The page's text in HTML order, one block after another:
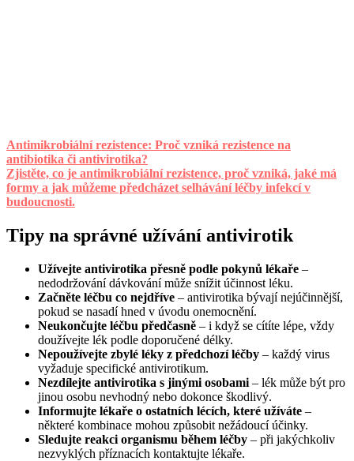
Antimikrobiální rezistence: Proč vzniká rezistence na
antibiotika či antivirotika?
Zjistěte, co je antimikrobiální rezistence, proč vzniká, jaké má
formy a jak můžeme předcházet selhávání léčby infekcí v
budoucnosti.
Tipy na správné užívání antivirotik
Užívejte antivirotika přesně podle pokynů lékaře –
nedodržování dávkování může snížit účinnost léku.
Začněte léčbu co nejdříve – antivirotika bývají nejúčinnější,
pokud se nasadí hned v úvodu onemocnění.
Neukončujte léčbu předčasně – i když se cítíte lépe, vždy
doužívejte lék podle doporučené délky.
Nepoužívejte zbylé léky z předchozí léčby – každý virus
vyžaduje specifické antivirotikum.
Nezdílejte antivirotika s jinými osobami – lék může být pro
jinou osobu nevhodný nebo dokonce škodlivý.
Informujte lékaře o ostatních lécích, které užíváte –
některé kombinace mohou způsobit nežádoucí účinky.
Sledujte reakci organismu během léčby – při jakýchkoliv
nezvyklých příznacích kontaktujte lékaře.